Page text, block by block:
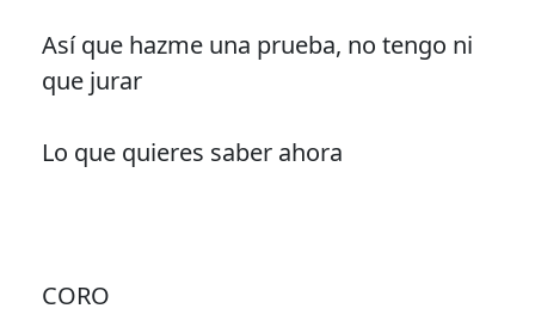
Así que hazme una prueba, no tengo ni
que jurar
Lo que quieres saber ahora
CORO